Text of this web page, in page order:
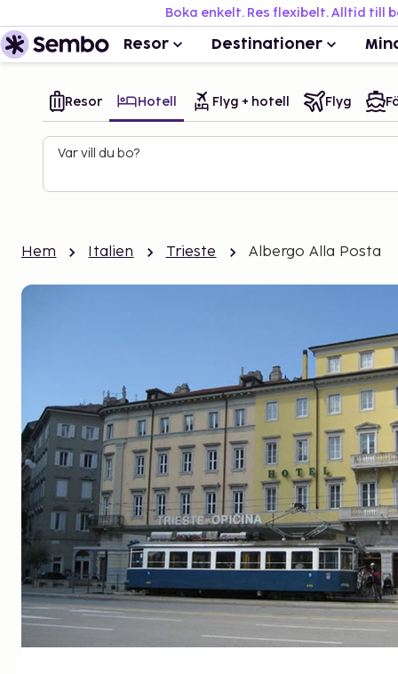
Boka enkelt. Res flexibelt. Alltid till
Resor Destinationer
Resor Hotell Flyg + hotell Flyg
Var vill du bo?
Hem Italien Trieste Albergo Alla Posta